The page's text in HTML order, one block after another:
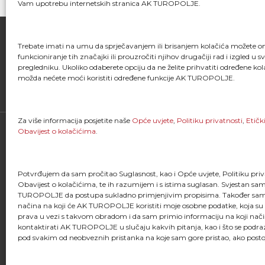
Vam upotrebu internetskih stranica AK TUROPOLJE.
Trebate imati na umu da sprječavanjem ili brisanjem kolačića možete
funkcioniranje tih značajki ili prouzročiti njihov drugačiji rad i izgled u
pregledniku. Ukoliko odaberete opciju da ne želite prihvatiti određene
možda nećete moći koristiti određene funkcije AK TUROPOLJE.
Za više informacija posjetite naše Opće uvjete, Politiku privatnosti,
Obavijest o kolačićima.
Potvrđujem da sam pročitao Suglasnost, kao i Opće uvjete, Politiku
Obavijest o kolačićima, te ih razumijem i s istima suglasan. Svjestan
TUROPOLJE da postupa sukladno primjenjivim propisima. Također
načina na koji će AK TUROPOLJE koristiti moje osobne podatke, koja
prava u vezi s takvom obradom i da sam primio informaciju na koji
kontaktirati AK TUROPOLJE u slučaju kakvih pitanja, kao i što se
pod svakim od neobveznih pristanka na koje sam gore pristao, ako
FACEBOOK
"Kao što svaki trkač zna, trčanje je više od
stavljanja jedne noge ispred druge; ono je
života i dio onoga što jesmo."